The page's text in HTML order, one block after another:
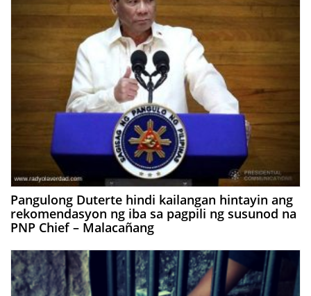
Pangulong Duterte hindi kailangan hintayin ang
rekomendasyon ng iba sa pagpili ng susunod na
PNP Chief – Malacañang